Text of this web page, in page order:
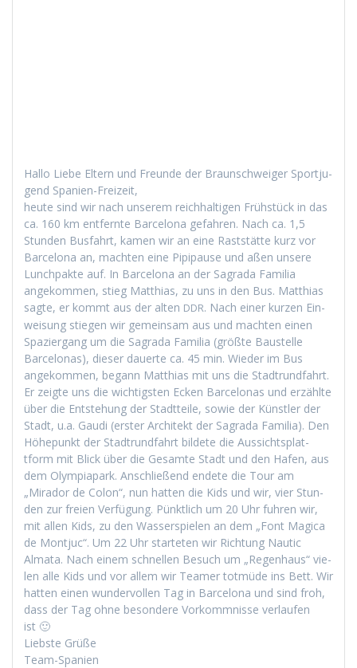
Hal­lo Liebe Eltern und Fre­unde der Braun­schweiger Sportju­
gend Spanien-Freizeit,
heute sind wir nach unserem reich­halti­gen Früh­stück in das
ca. 160 km ent­fer­nte Barcelona gefahren. Nach ca. 1,5
Stun­den Bus­fahrt, kamen wir an eine Rast­stätte kurz vor
Barcelona an, macht­en eine Pip­i­pause und aßen unsere
Lunch­pak­te auf. In Barcelona an der Sagra­da Famil­ia
angekom­men, stieg Matthias, zu uns in den Bus. Matthias
sagte, er kommt aus der alten DDR. Nach ein­er kurzen Ein­
weisung stiegen wir gemein­sam aus und macht­en einen
Spazier­gang um die Sagra­da Famil­ia (größte Baustelle
Barcelonas), dieser dauerte ca. 45 min. Wieder im Bus
angekom­men, begann Matthias mit uns die Stadtrund­fahrt.
Er zeigte uns die wichtig­sten Eck­en Barcelonas und erzählte
über die Entste­hung der Stadt­teile, sowie der Kün­stler der
Stadt, u.a. Gau­di (erster Architekt der Sagra­da Famil­ia). Den
Höhep­unkt der Stadtrund­fahrt bildete die Aus­sicht­splat­
tform mit Blick über die Gesamte Stadt und den Hafen, aus
dem Olympia­park. Anschließend endete die Tour am
„Mirador de Colon“, nun hat­ten die Kids und wir, vier Stun­
den zur freien Ver­fü­gung. Pünk­tlich um 20 Uhr fuhren wir,
mit allen Kids, zu den Wasser­spie­len an dem „Font Mag­i­ca
de Mon­tjuc“. Um 22 Uhr starteten wir Rich­tung Nau­tic
Alma­ta. Nach einem schnellen Besuch um „Regen­haus“ vie­
len alle Kids und vor allem wir Team­er tot­müde ins Bett. Wir
hat­ten einen wun­der­vollen Tag in Barcelona und sind froh,
dass der Tag ohne beson­dere Vorkomm­nisse ver­laufen
ist 🙂
Lieb­ste Grüße
Team-Spanien